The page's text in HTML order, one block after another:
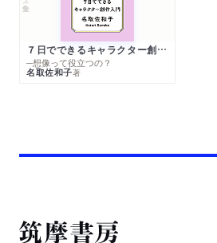
７日でできるキャラクター創作入門
─想像って役立つの？
名取佐和子著